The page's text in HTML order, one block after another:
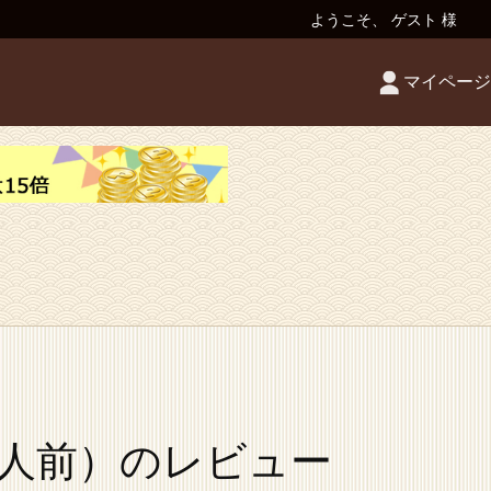
ようこそ、 ゲスト 様
マイページ
前）のレビュー